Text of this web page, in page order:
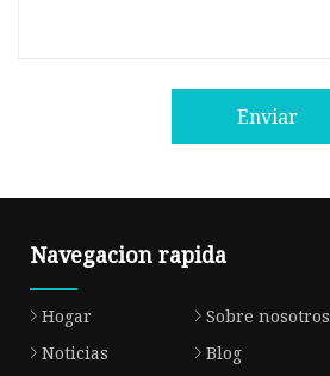
Enviar
Navegacion rapida
Hogar Sobre nosotros
Noticias
Blog